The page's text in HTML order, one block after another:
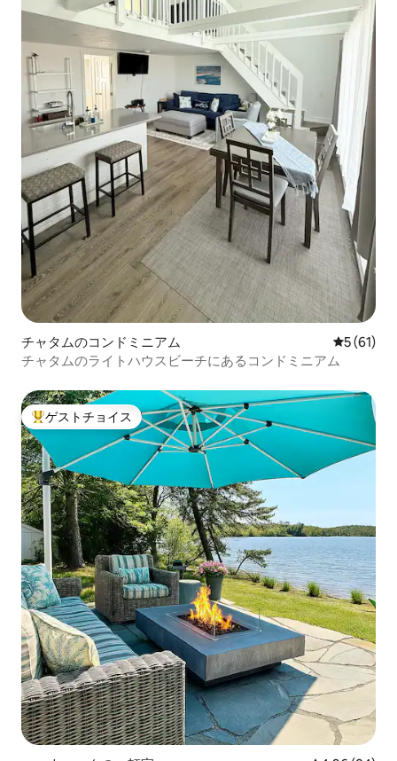
チャタムのコンドミニアム レビュー
5 (61)
チャタムのライトハウスビーチにあるコンドミニアム
大好評のゲストチョイスです。
ゲストチョイス